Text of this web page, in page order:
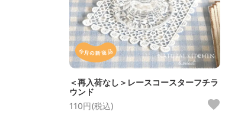
＜再入荷なし＞レースコースターフチラ
ウンド
110円(税込)